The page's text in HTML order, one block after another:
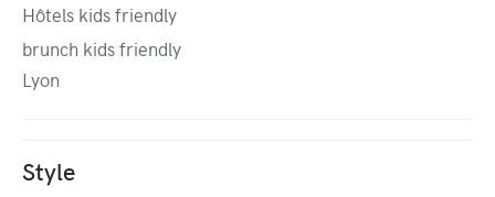
Hôtels kids friendly
brunch kids friendly
Lyon
Style